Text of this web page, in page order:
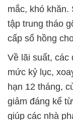
mắc, khó khăn.
tập trung tháo
cấp sổ hồng
Về lãi suất, các
mức kỷ lục,
hạn 12 tháng,
giảm đáng kể
giúp các nhà